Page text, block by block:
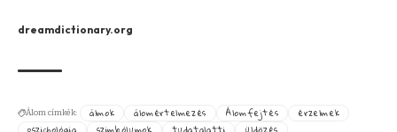
dreamdictionary.org
Álom címkék: álmok álomértelmezés Álomfejtés
érzelmek